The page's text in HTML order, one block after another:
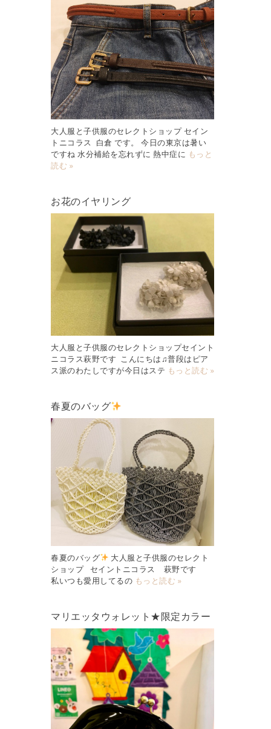
大人服と子供服のセレクトショップ セイン
トニコラス 白倉 です。 今日の東京は暑い
ですね 水分補給を忘れずに 熱中症に もっと
読む »
お花のイヤリング
大人服と子供服のセレクトショップセイント
ニコラス萩野です こんにちは♫普段はピア
ス派のわたしですが今日はステ もっと読む »
春夏のバッグ
春夏のバッグ
大人服と子供服のセレクト
ショップ セイントニコラス 萩野です
私いつも愛用してるの もっと読む »
マリエッタウォレット★限定カラー